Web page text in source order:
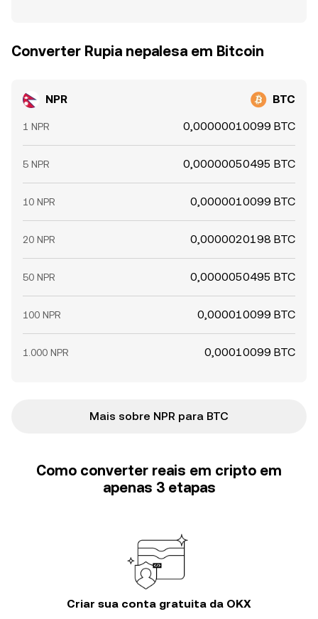
Converter Rupia nepalesa em Bitcoin
NPR BTC
1 NPR 0,00000010099 BTC
5 NPR 0,00000050495 BTC
10 NPR 0,0000010099 BTC
20 NPR 0,0000020198 BTC
50 NPR 0,0000050495 BTC
100 NPR 0,000010099 BTC
1.000 NPR 0,00010099 BTC
Mais sobre NPR para BTC
Como converter reais em cripto em
apenas 3 etapas
Criar sua conta gratuita da OKX